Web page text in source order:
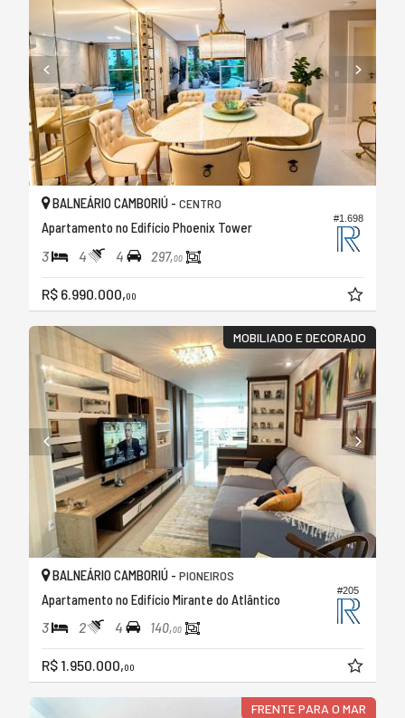
#1.698
BALNEÁRIO CAMBORIÚ - CENTRO
Apartamento no Edifício Phoenix Tower
3 4 4 297,00
R$ 6.990.000,00
MOBILIADO E DECORADO
#205
BALNEÁRIO CAMBORIÚ - PIONEIROS
Apartamento no Edifício Mirante do Atlântico
3 2 4 140,00
R$ 1.950.000,00
FRENTE PARA O MAR